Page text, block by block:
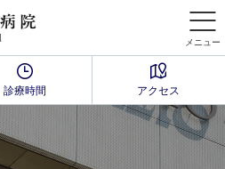
メニュー
診療時間 アクセス